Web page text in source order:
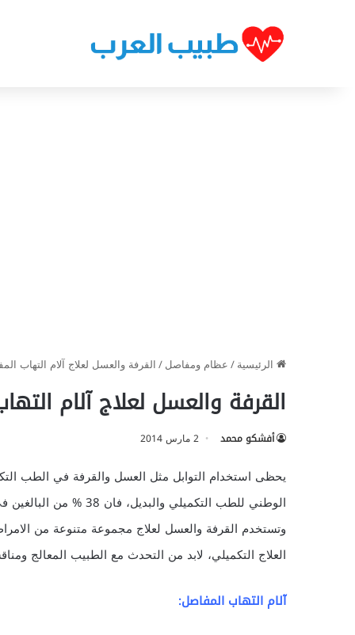
الرئيسية/عظام ومفاصل/القرفة والعسل لعلاج آلام التهاب
القرفة والعسل لعلاج آلام
أفشكو محمد 2 مارس 2014
يحظى استخدام التوابل مثل العسل والقرفة في الطب
الوطني للطب التكميلي
وتستخدم القرفة والعسل لعلاج مجموعة متنوعة من
العلاج التكميلي، لابد من التحدث مع الطبيب المعالج
آلام التهاب المفاصل: